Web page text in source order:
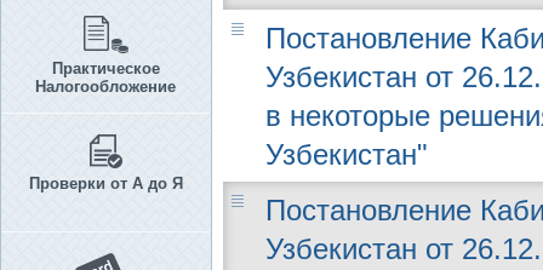
Практическое
Налогообложение
Проверки от А до Я
Постановление
Узбекистан от
в некоторые
Узбекистан"
Постановление
Узбекистан от